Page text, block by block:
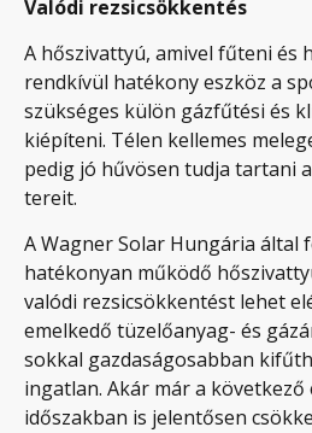
Valódi rezsicsökkentés
A hőszivattyú, amivel fűteni és
rendkívül hatékony eszköz a
szükséges külön gázfűtési és
kiépíteni. Télen kellemes
pedig jó hűvösen tudja tartani
tereit.
A Wagner Solar Hungária által
hatékonyan működő
valódi rezsicsökkentést lehet
emelkedő tüzelőanyag- és
sokkal gazdaságosabban
ingatlan. Akár már a következő
időszakban is jelentősen